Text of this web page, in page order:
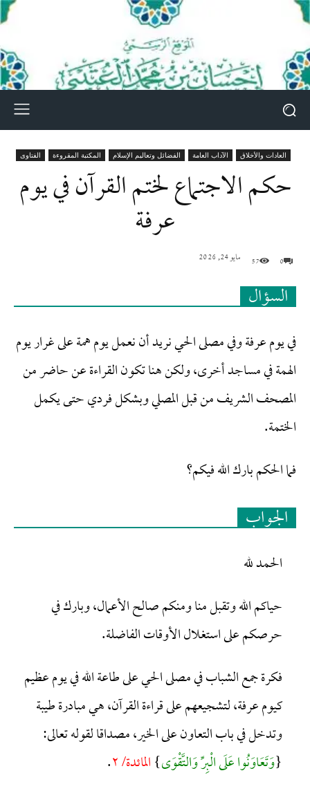
العادات والأخلاق الآداب العامة الفضائل وتعاليم الإسلام المكتبة المقروءة الفتاوى
حكم الاجتماع لختم القرآن في يوم
عرفة
0
57 مايو 24, 2026
السؤال
في يوم عرفة وفي مصلى الحي نريد أن نعمل يوم همة على غرار يوم
الهمة في مساجد أخرى، ولكن هنا تكون القراءة عن حاضر من
المصحف الشريف من قبل المصلي وبشكل فردي حتى يكمل
الختمة.
فما الحكم بارك الله فيكم؟
الجواب
الحمد لله
حياكم الله وتقبل منا ومنكم صالح الأعمال، وبارك في
حرصكم على استغلال الأوقات الفاضلة.
فكرة جمع الشباب في مصلى الحي على طاعة الله في يوم عظيم
كيوم عرفة، لتشجيعهم على قراءة القرآن، هي مبادرة طيبة
وتدخل في باب التعاون على الخير، مصداقا لقوله تعالى:
{وَتَعَاوَنُوا عَلَى الْبِرِّ وَالتَّقْوَى}المائدة/ ٢ .